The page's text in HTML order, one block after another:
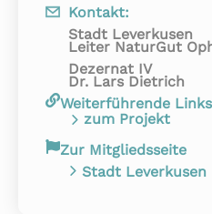
Kontakt:
Stadt Leverkusen
Leiter NaturGut
Dezernat IV
Dr. Lars Dietrich
Weiterführende
zum Projekt
Zur Mitgliedsseite
Stadt Leverkusen